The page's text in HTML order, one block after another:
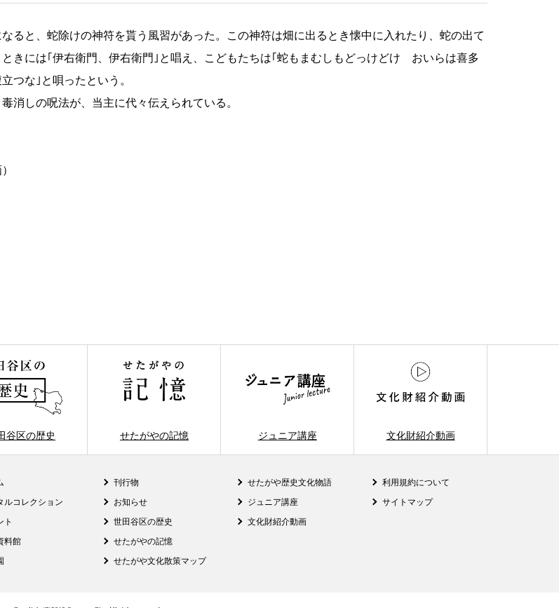
ると、蛇除けの神符を貰う風習があった。この神符は畑に出るとき懐中に入れたり、蛇の出て
きには｢伊右衛門、伊右衛門｣と唱え、こどもたちは｢蛇もまむしもどっけどけ おいらは喜多
な｣と唄ったという。
消しの呪法が、当主に代々伝えられている。
谷区の歴史 せたがやの記憶 ジュニア講座 文化財紹介動画
ルコレクション
ト
料館
刊行物
お知らせ
世田谷区の歴史
せたがやの記憶
せたがや文化散策マップ
せたがや歴史文化物語
ジュニア講座
文化財紹介動画
利用規約について
サイトマップ